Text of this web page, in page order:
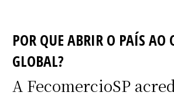
POR QUE ABRIR O PAÍS AO
GLOBAL?
A FecomercioSP